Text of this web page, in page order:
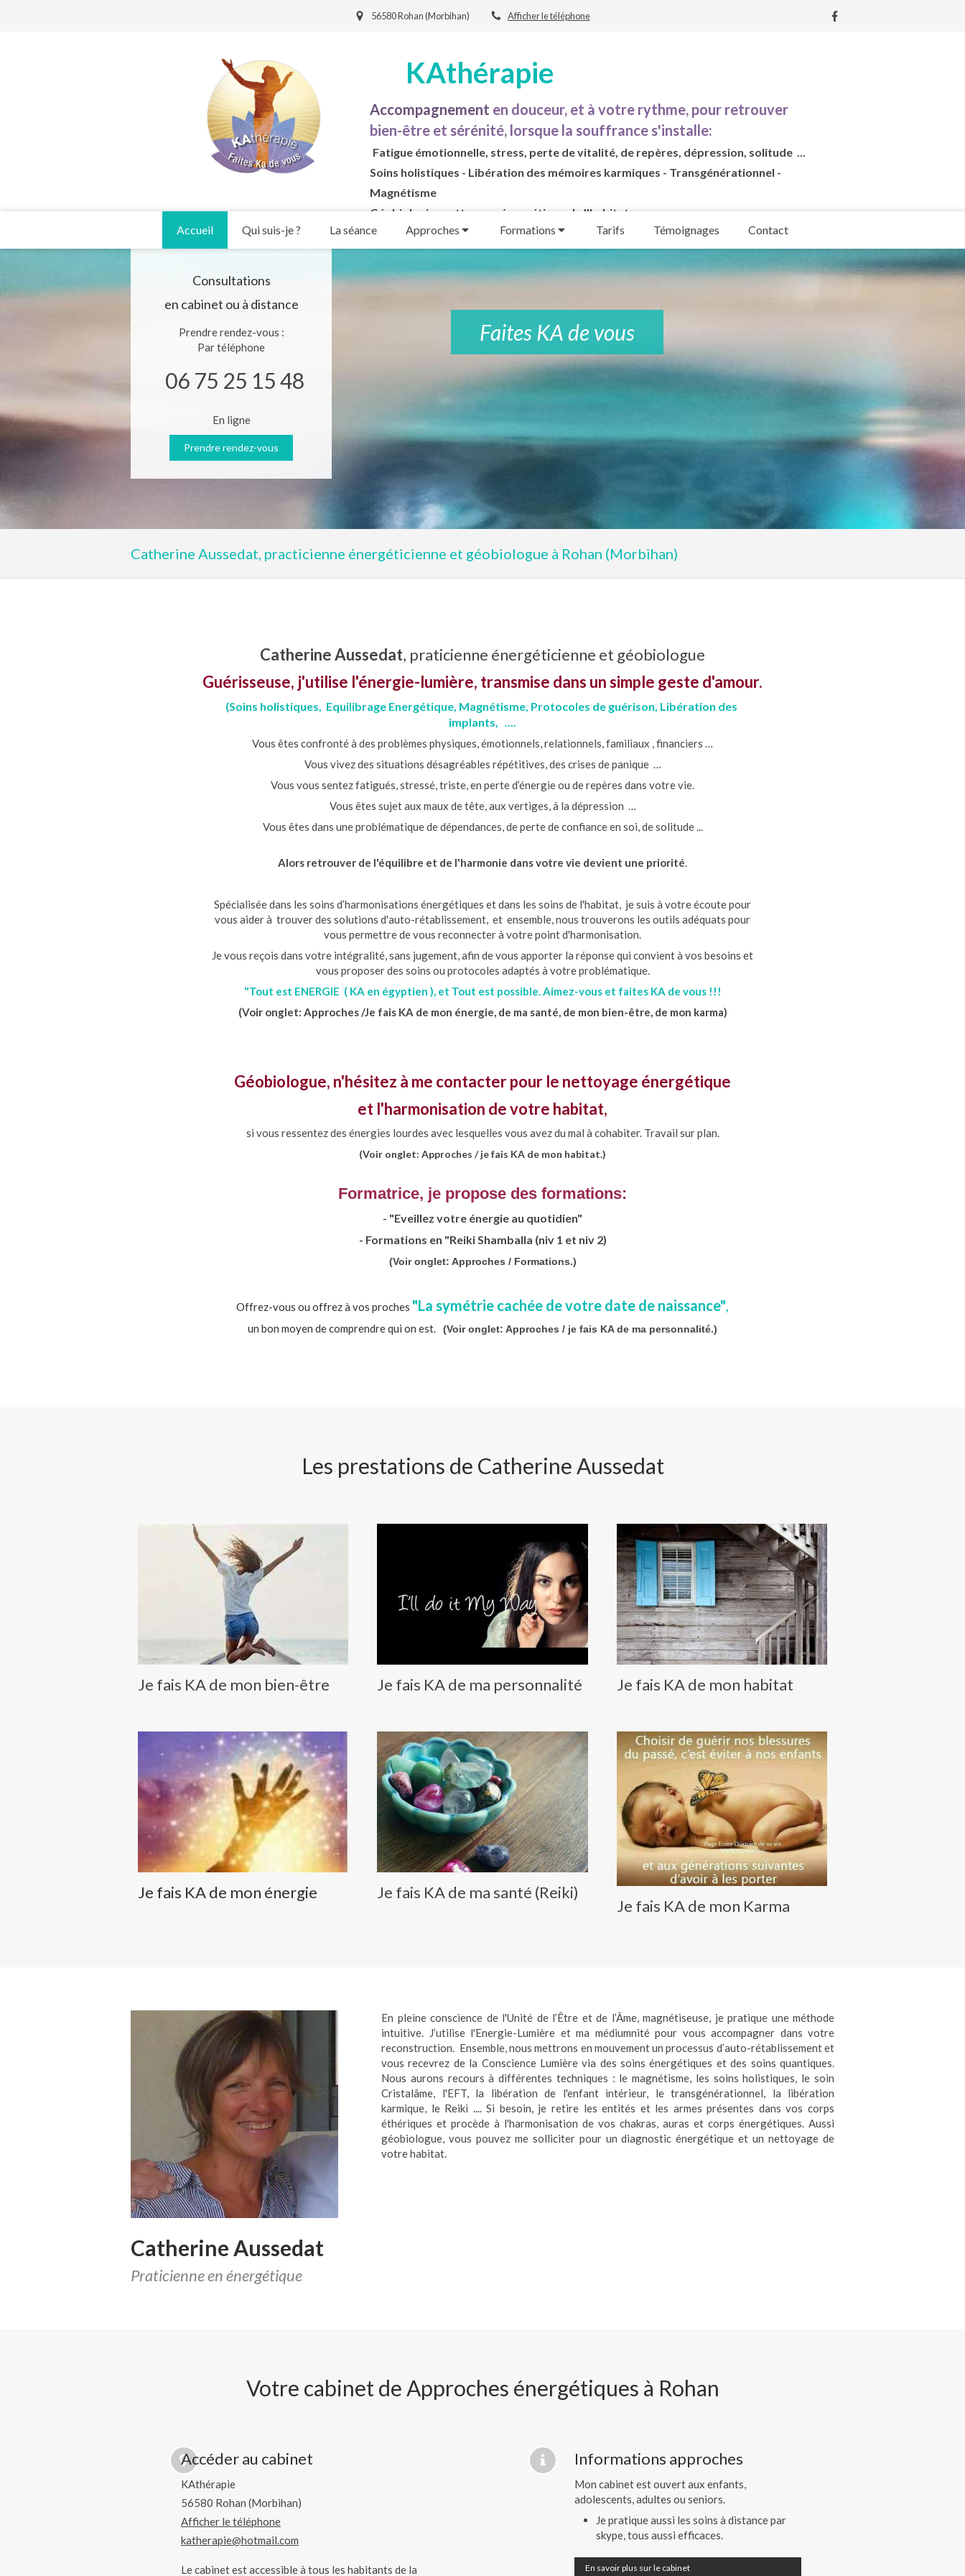
56580 Rohan (Morbihan) Afficher le téléphone
Accompagnement en douceur, et à votre rythme, pour retrouver
bien-être et sérénité, lorsque la souffrance s'installe:
Fatigue émotionnelle, stress, perte de vitalité, de repères, dépression, solitude ...
Soins holistiques - Libération des mémoires karmiques - Transgénérationnel -
Magnétisme
Géobiologie : nettoyage énergétique de l'habitat
Formations "Reiki et Energies au quotidien"
KAthérapie
Accueil Qui suis-je ? La séance Approches Formations Tarifs Témoignages Contact
Consultations
en cabinet ou à distance
Prendre rendez-vous :
Par téléphone
06 75 25 15 48
En ligne
Prendre rendez-vous
Faites KA de vous
Catherine Aussedat, practicienne énergéticienne et géobiologue à Rohan (Morbihan)
Catherine Aussedat, praticienne énergéticienne et géobiologue
Guérisseuse, j'utilise l'énergie-lumière, transmise dans un simple geste d'amour.
(Soins holistiques, Equilibrage Energétique, Magnétisme, Protocoles de guérison, Libération des
implants, ....
Vous êtes confronté à des problèmes physiques, émotionnels, relationnels, familiaux , financiers …
Vous vivez des situations désagréables répétitives, des crises de panique …
Vous vous sentez fatigués, stressé, triste, en perte d’énergie ou de repères dans votre vie.
Vous êtes sujet aux maux de tête, aux vertiges, à la dépression …
Vous êtes dans une problématique de dépendances, de perte de confiance en soi, de solitude ...
Alors retrouver de l'équilibre et de l'harmonie dans votre vie devient une priorité.
Spécialisée dans les soins d’harmonisations énergétiques et dans les soins de l'habitat, je suis à votre écoute pour
vous aider à trouver des solutions d'auto-rétablissement, et ensemble, nous trouverons les outils adéquats pour
vous permettre de vous reconnecter à votre point d'harmonisation.
Je vous reçois dans votre intégralité, sans jugement, afin de vous apporter la réponse qui convient à vos besoins et
vous proposer des soins ou protocoles adaptés à votre problématique.
"Tout est ENERGIE ( KA en égyptien ), et Tout est possible. Aimez-vous et faites KA de vous !!!
(Voir onglet: Approches /Je fais KA de mon énergie, de ma santé, de mon bien-être, de mon karma)
Géobiologue, n'hésitez à me contacter pour le nettoyage énergétique
et l'harmonisation de votre habitat,
si vous ressentez des énergies lourdes avec lesquelles vous avez du mal à cohabiter. Travail sur plan.
(Voir onglet: Approches / je fais KA de mon habitat.)
Formatrice, je propose des formations:
- "Eveillez votre énergie au quotidien"
- Formations en "Reiki Shamballa (niv 1 et niv 2)
(Voir onglet: Approches / Formations.)
Offrez-vous ou offrez à vos proches "La symétrie cachée de votre date de naissance",
un bon moyen de comprendre qui on est. (Voir onglet: Approches / je fais KA de ma personnalité.)
Les prestations de Catherine Aussedat
Je fais KA de mon bien-être Je fais KA de ma personnalité Je fais KA de mon habitat
Je fais KA de mon énergie Je fais KA de ma santé (Reiki)
Je fais KA de mon Karma
Catherine Aussedat
Praticienne en énergétique
En pleine conscience de l'Unité de l’Être et de l’Âme, magnétiseuse, je pratique une méthode
intuitive. J’utilise l'Energie-Lumière et ma médiumnité pour vous accompagner dans votre
reconstruction. Ensemble, nous mettrons en mouvement un processus d’auto-rétablissement et
vous recevrez de la Conscience Lumière via des soins énergétiques et des soins quantiques.
Nous aurons recours à différentes techniques : le magnétisme, les soins holistiques, le soin
Cristalâme, l'EFT, la libération de l'enfant intérieur, le transgénérationnel, la libération
karmique, le Reiki .... Si besoin, je retire les entités et les armes présentes dans vos corps
éthériques et procède à l'harmonisation de vos chakras, auras et corps énergétiques. Aussi
géobiologue, vous pouvez me solliciter pour un diagnostic énergétique et un nettoyage de
votre habitat.
Votre cabinet de Approches énergétiques à Rohan
Accéder au cabinet
KAthérapie
56580 Rohan (Morbihan)
Afficher le téléphone
katherapie@hotmail.com
Le cabinet est accessible à tous les habitants de la
Informations approches
Mon cabinet est ouvert aux enfants,
adolescents, adultes ou seniors.
Je pratique aussi les soins à distance par
skype, tous aussi efficaces.
En savoir plus sur le cabinet